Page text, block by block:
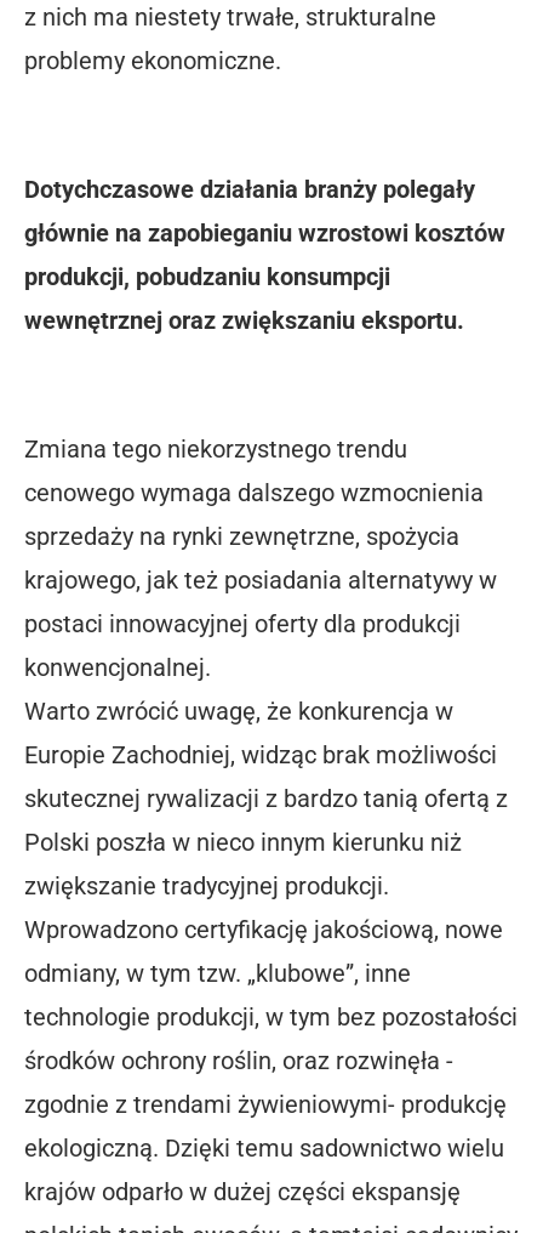
z nich ma niestety trwałe, strukturalne
problemy ekonomiczne.
Dotychczasowe działania branży polegały
głównie na zapobieganiu wzrostowi kosztów
produkcji, pobudzaniu konsumpcji
wewnętrznej oraz zwiększaniu eksportu.
Zmiana tego niekorzystnego trendu
cenowego wymaga dalszego wzmocnienia
sprzedaży na rynki zewnętrzne, spożycia
krajowego, jak też posiadania alternatywy w
postaci innowacyjnej oferty dla produkcji
konwencjonalnej.
Warto zwrócić uwagę, że konkurencja w
Europie Zachodniej, widząc brak możliwości
skutecznej rywalizacji z bardzo tanią ofertą z
Polski poszła w nieco innym kierunku niż
zwiększanie tradycyjnej produkcji.
Wprowadzono certyfikację jakościową, nowe
odmiany, w tym tzw. „klubowe”, inne
technologie produkcji, w tym bez pozostałości
środków ochrony roślin, oraz rozwinęła -
zgodnie z trendami żywieniowymi- produkcję
ekologiczną. Dzięki temu sadownictwo wielu
krajów odparło w dużej części ekspansję